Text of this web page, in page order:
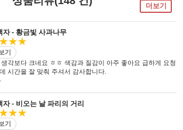
는 회사이며
국내 실정에 맞게 재구성 및 개발하여
세계 각국에 기계수출은 물론 기술지원을
방지 방법을
더보기
자 - 황금빛 사과나무
기
각보다 크네요 ㅎㅎ 색감과 질감이 아주 좋아요 급하게 요청
시간을 잘 맞춰 주셔서 감사합니다.
자 - 비오는 날 파리의 거리
기